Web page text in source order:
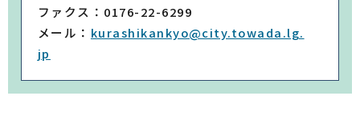
ファクス：0176-22-6299
メール： kurashikankyo@city.towada.lg.
jp